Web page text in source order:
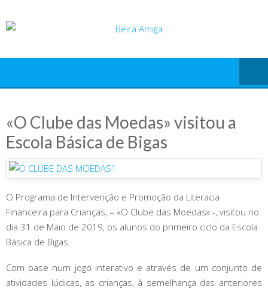
to
«O Clube das Moedas» visitou a
Escola Básica de Bigas
O Programa de Intervenção e Promoção da Literacia
Financeira para Crianças, – «O Clube das Moedas» -, visitou no
dia 31 de Maio de 2019, os alunos do primeiro ciclo da Escola
Básica de Bigas.
Com base num jogo interativo e através de um conjunto de
atividades lúdicas, as crianças, à semelhança das anteriores